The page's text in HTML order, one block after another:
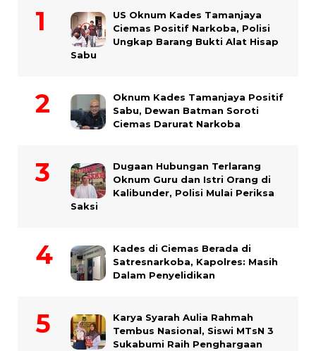
US Oknum Kades Tamanjaya
Ciemas Positif Narkoba, Polisi
Ungkap Barang Bukti Alat Hisap
Sabu
Oknum Kades Tamanjaya Positif
Sabu, Dewan Batman Soroti
Ciemas Darurat Narkoba
Dugaan Hubungan Terlarang
Oknum Guru dan Istri Orang di
Kalibunder, Polisi Mulai Periksa
Saksi
Kades di Ciemas Berada di
Satresnarkoba, Kapolres: Masih
Dalam Penyelidikan
Karya Syarah Aulia Rahmah
Tembus Nasional, Siswi MTsN 3
Sukabumi Raih Penghargaan